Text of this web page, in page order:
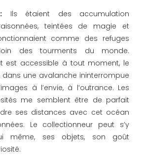
Ils étaient des accumulation
teintées de magie et
comme des refuges
loin des tourments du monde.
est accessible à tout moment, le
dans une avalanche ininterrompue
à l’envie, à l’outrance. Les
me semblent être de parfait
ses distances avec cet océan
Le collectionneur peut s’y
même, ses objets, son goût